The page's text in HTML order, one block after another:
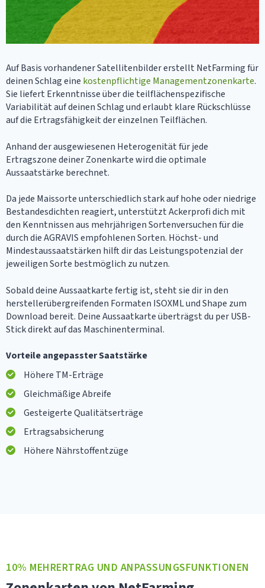
Auf Basis vorhandener Satellitenbilder erstellt NetFarming für
deinen Schlag eine kostenpflichtige Managementzonenkarte.
Sie liefert Erkenntnisse über die teilflächenspezifische
Variabilität auf deinen Schlag und erlaubt klare Rückschlüsse
auf die Ertragsfähigkeit der einzelnen Teilflächen.
Anhand der ausgewiesenen Heterogenität für jede
Ertragszone deiner Zonenkarte wird die optimale
Aussaatstärke berechnet.
Da jede Maissorte unterschiedlich stark auf hohe oder niedrige
Bestandesdichten reagiert, unterstützt Ackerprofi dich mit
den Kenntnissen aus mehrjährigen Sortenversuchen für die
durch die AGRAVIS empfohlenen Sorten. Höchst- und
Mindestaussaatstärken hilft dir das Leistungspotenzial der
jeweiligen Sorte bestmöglich zu nutzen.
Sobald deine Aussaatkarte fertig ist, steht sie dir in den
herstellerübergreifenden Formaten ISOXML und Shape zum
Download bereit. Deine Aussaatkarte überträgst du per USB-
Stick direkt auf das Maschinenterminal.
Vorteile angepasster Saatstärke
Höhere TM-Erträge
Gleichmäßige Abreife
Gesteigerte Qualitätserträge
Ertragsabsicherung
Höhere Nährstoffentzüge
10% MEHRERTRAG UND ANPASSUNGSFUNKTIONEN